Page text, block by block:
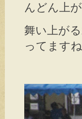
んどん上
舞い上が
ってます